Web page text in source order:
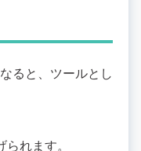
ると、ツールとし
れます。